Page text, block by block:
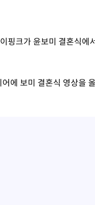
핑크가 윤보미 결혼식에
에 보미 결혼식 영상을